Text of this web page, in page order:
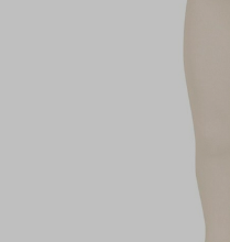
kwaliteit